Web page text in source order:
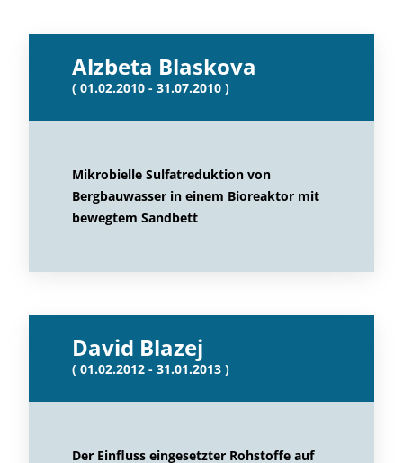
Alzbeta Blaskova
( 01.02.2010 - 31.07.2010 )
Mikrobielle Sulfatreduktion von
Bergbauwasser in einem Bioreaktor mit
bewegtem Sandbett
David Blazej
( 01.02.2012 - 31.01.2013 )
Der Einfluss eingesetzter Rohstoffe auf